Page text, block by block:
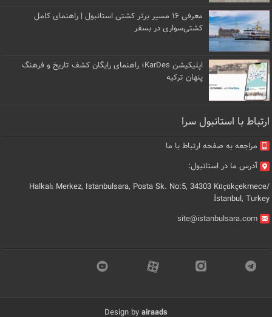
معرفی ۱۶ مسیر برتر کشتی استانبول | راهنمای کامل
کشتی‌سواری در بسفر
اپلیکیشن KarDes؛ راهنمای رایگان کشف تاریخ و فرهنگ
پنهان ترکیه
ارتباط با استانبول سرا
مراجعه به صفحه ارتباط با ما
آدرس ما در استانبول:
Halkalı Merkez, Istanbulsara, Posta Sk. No:5, 34303 Küçükçekmece/
İstanbul, Turkey
site@istanbulsara.com
Design byairaads